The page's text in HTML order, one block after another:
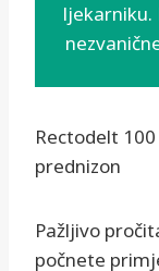
ljekarniku.
Rectodelt
prednizon
Pažljivo
počnete